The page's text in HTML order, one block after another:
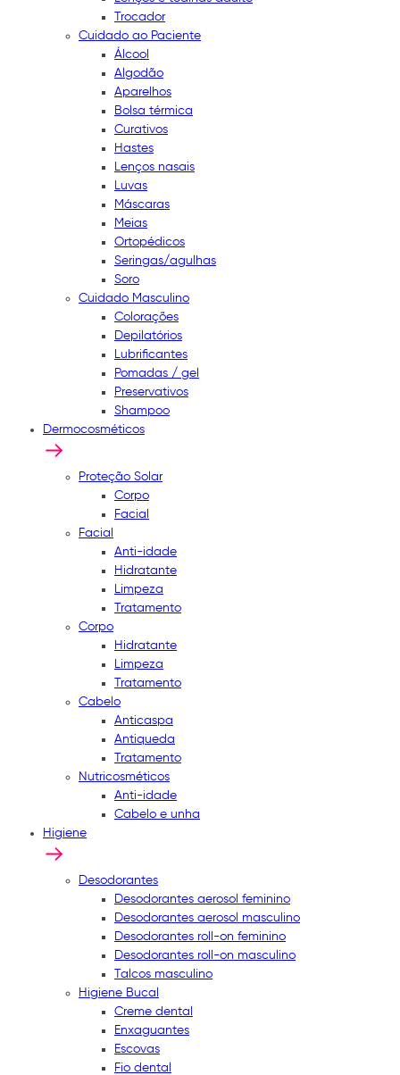
Trocador
Cuidado ao Paciente
Álcool
Algodão
Aparelhos
Bolsa térmica
Curativos
Hastes
Lenços nasais
Luvas
Máscaras
Meias
Ortopédicos
Seringas/agulhas
Soro
Cuidado Masculino
Colorações
Depilatórios
Lubrificantes
Pomadas / gel
Preservativos
Shampoo
Dermocosméticos
Proteção Solar
Corpo
Facial
Facial
Anti-idade
Hidratante
Limpeza
Tratamento
Corpo
Hidratante
Limpeza
Tratamento
Cabelo
Anticaspa
Antiqueda
Tratamento
Nutricosméticos
Anti-idade
Cabelo e unha
Higiene
Desodorantes
Desodorantes aerosol feminino
Desodorantes aerosol masculino
Desodorantes roll-on feminino
Desodorantes roll-on masculino
Talcos masculino
Higiene Bucal
Creme dental
Enxaguantes
Escovas
Fio dental